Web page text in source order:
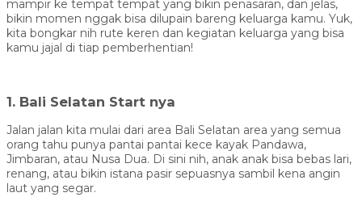
mampir ke tempat tempat yang bikin penasaran, dan jelas,
bikin momen nggak bisa dilupain bareng keluarga kamu. Yuk,
kita bongkar nih rute keren dan kegiatan keluarga yang bisa
kamu jajal di tiap pemberhentian!
1. Bali Selatan Start nya
Jalan jalan kita mulai dari area Bali Selatan area yang semua
orang tahu punya pantai pantai kece kayak Pandawa,
Jimbaran, atau Nusa Dua. Di sini nih, anak anak bisa bebas lari,
renang, atau bikin istana pasir sepuasnya sambil kena angin
laut yang segar.